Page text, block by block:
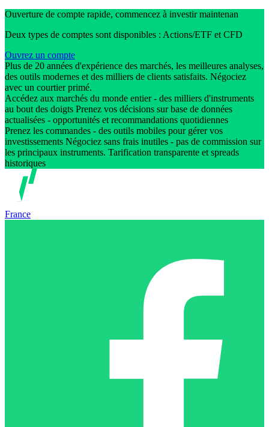
Ouverture de compte rapide, commencez à investir maintenan
Deux types de comptes sont disponibles : Actions/ETF et CFD
Ouvrez un compte
Plus de 20 années d'expérience des marchés, les meilleures analyses,
des outils modernes et des milliers de clients satisfaits. Négociez
avec un courtier primé.
Accédez aux marchés du monde entier - des milliers d'instruments
au bout des doigts Prenez vos décisions sur base de données
actualisées - opportunités et recommandations quotidiennes
Prenez les commandes - des outils mobiles pour gérer vos
investissements Négociez sans frais inutiles - pas de commission sur
les principaux instruments. Tarification transparente et spreads
historiques
France